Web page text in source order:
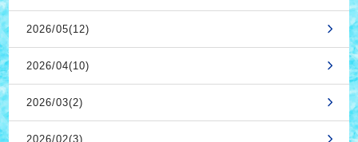
2026/05(12)
2026/04(10)
2026/03(2)
2026/02(3)